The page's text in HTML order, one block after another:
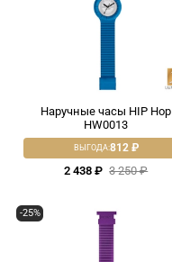
Наручные часы HIP Hop
HW0013
2 438 ₽ 3 250 ₽
ВЫГОДА:812 ₽
-25%